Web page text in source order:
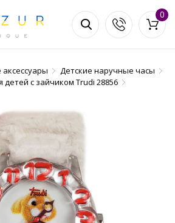
0
Детские наручные часы
с зайчиком Trudi 28856